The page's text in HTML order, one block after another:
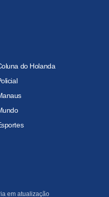
do Holanda
em atualização